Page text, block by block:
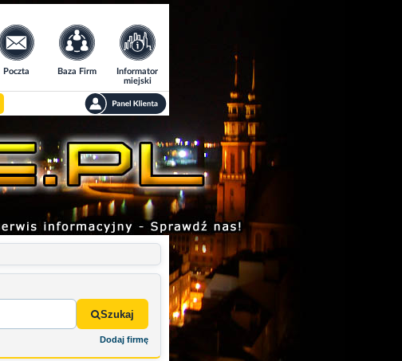
Poczta Baza Firm
Informator
miejski
Szukaj
Dodaj firmę